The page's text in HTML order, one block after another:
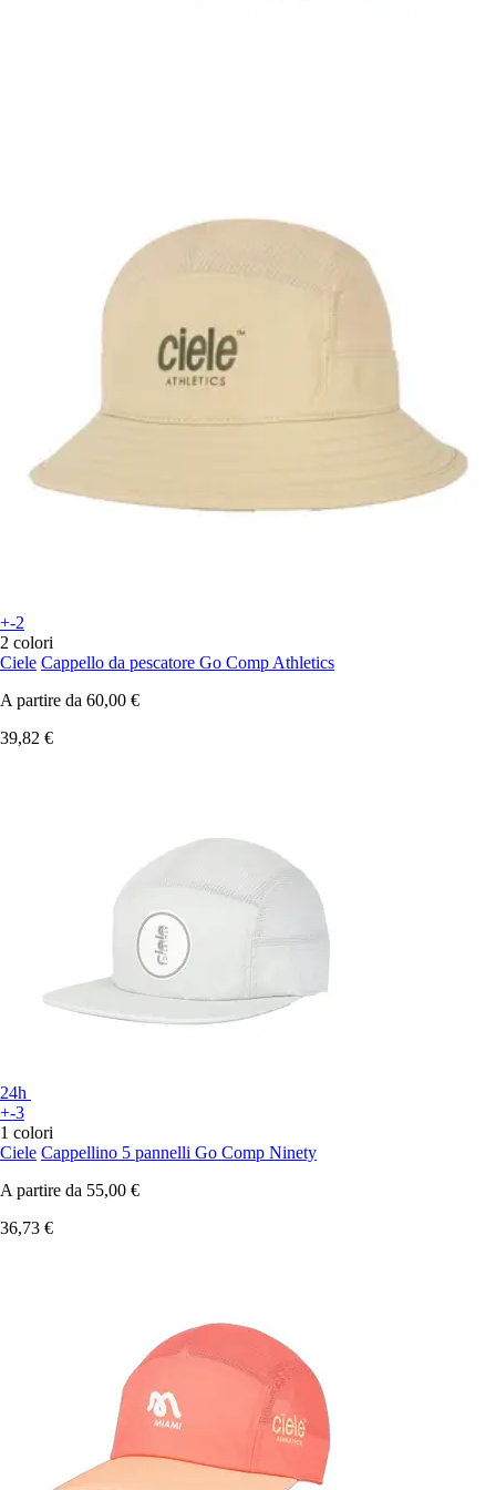
+-2
2 colori
Ciele Cappello da pescatore Go Comp Athletics
A partire da 60,00 €
39,82 €
24h
+-3
1 colori
Ciele Cappellino 5 pannelli Go Comp Ninety
A partire da 55,00 €
36,73 €